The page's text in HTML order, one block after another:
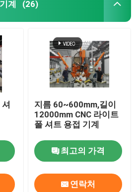
계 (26)
지름 60~600mm,길이
12000mm CNC 라이트
폴 셔트 용접 기계
최고의 가격
연락처